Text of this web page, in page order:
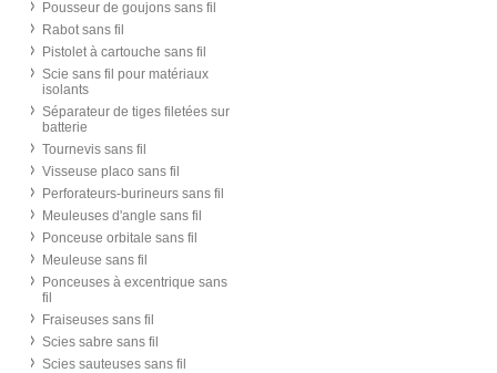
Pousseur de goujons sans fil
Rabot sans fil
Pistolet à cartouche sans fil
Scie sans fil pour matériaux
isolants
Séparateur de tiges filetées sur
batterie
Tournevis sans fil
Visseuse placo sans fil
Perforateurs-burineurs sans fil
Meuleuses d'angle sans fil
Ponceuse orbitale sans fil
Meuleuse sans fil
Ponceuses à excentrique sans
fil
Fraiseuses sans fil
Scies sabre sans fil
Scies sauteuses sans fil